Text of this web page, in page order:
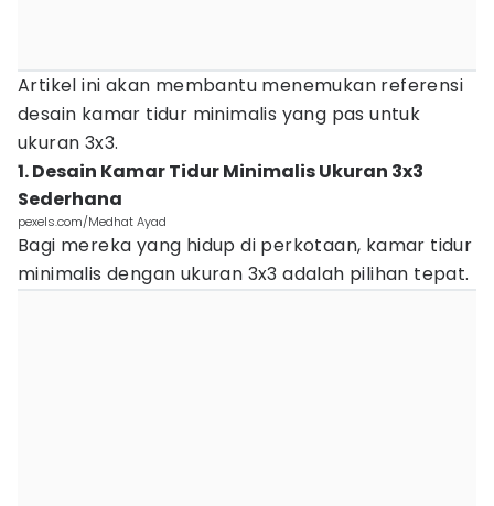
Artikel ini akan membantu menemukan referensi
desain kamar tidur minimalis yang pas untuk
ukuran 3x3.
1. Desain Kamar Tidur Minimalis Ukuran 3x3
Sederhana
pexels.com/Medhat Ayad
Bagi mereka yang hidup di perkotaan, kamar tidur
minimalis dengan ukuran 3x3 adalah pilihan tepat.